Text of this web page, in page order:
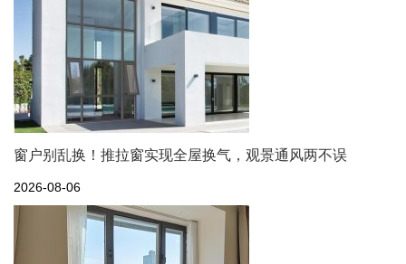
窗户别乱换！推拉窗实现全屋换气，观景通风两不误
2026-08-06